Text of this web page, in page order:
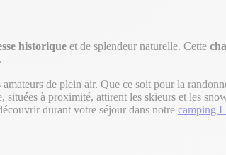
historique et de splendeur naturelle. Cette
amateurs de plein air. Que ce soit pour la
à proximité, attirent les skieurs et les
durant votre séjour dans notre camping